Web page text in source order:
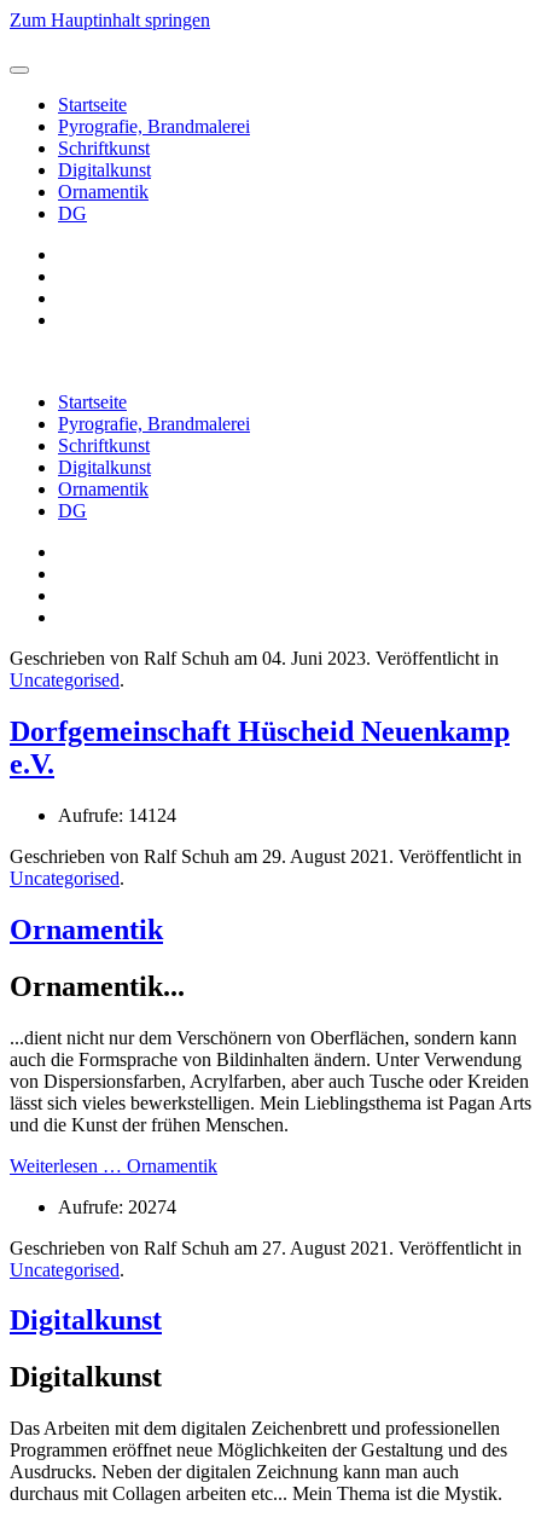
Zum Hauptinhalt springen
Startseite
Pyrografie, Brandmalerei
Schriftkunst
Digitalkunst
Ornamentik
DG
Startseite
Pyrografie, Brandmalerei
Schriftkunst
Digitalkunst
Ornamentik
DG
Geschrieben von Ralf Schuh am 04. Juni 2023. Veröffentlicht in
Uncategorised.
Dorfgemeinschaft Hüscheid Neuenkamp
e.V.
Aufrufe: 14124
Geschrieben von Ralf Schuh am 29. August 2021 . Veröffentlicht in
Uncategorised.
Ornamentik
Ornamentik...
...dient nicht nur dem Verschönern von Oberflächen, sondern kann
auch die Formsprache von Bildinhalten ändern. Unter Verwendung
von Dispersionsfarben, Acrylfarben, aber auch Tusche oder Kreiden
lässt sich vieles bewerkstelligen. Mein Lieblingsthema ist Pagan Arts
und die Kunst der frühen Menschen.
Weiterlesen … Ornamentik
Aufrufe: 20274
Geschrieben von Ralf Schuh am 27. August 2021 . Veröffentlicht in
Uncategorised.
Digitalkunst
Digitalkunst
Das Arbeiten mit dem digitalen Zeichenbrett und professionellen
Programmen eröffnet neue Möglichkeiten der Gestaltung und des
Ausdrucks. Neben der digitalen Zeichnung kann man auch
durchaus mit Collagen arbeiten etc... Mein Thema ist die Mystik.